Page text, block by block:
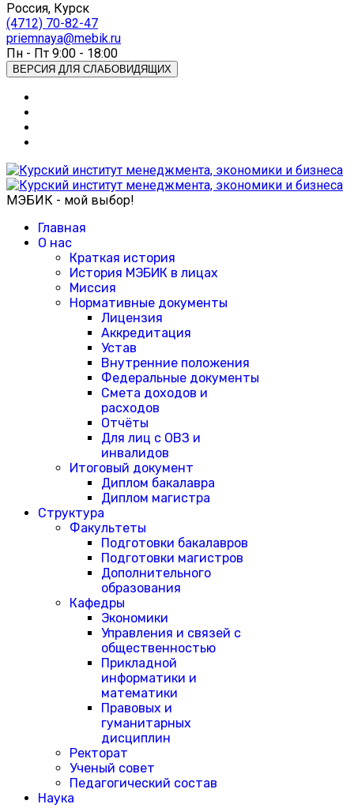
Россия, Курск
(4712) 70-82-47
priemnaya@mebik.ru
Пн - Пт 9:00 - 18:00
ВЕРСИЯ ДЛЯ СЛАБОВИДЯЩИХ
МЭБИК - мой выбор!
Главная
О нас
Краткая история
История МЭБИК в лицах
Миссия
Нормативные документы
Лицензия
Аккредитация
Устав
Внутренние положения
Федеральные документы
Смета доходов и
расходов
Отчёты
Для лиц с ОВЗ и
инвалидов
Итоговый документ
Диплом бакалавра
Диплом магистра
Структура
Факультеты
Подготовки бакалавров
Подготовки магистров
Дополнительного
образования
Кафедры
Экономики
Управления и связей с
общественностью
Прикладной
информатики и
математики
Правовых и
гуманитарных
дисциплин
Ректорат
Ученый совет
Педагогический состав
Наука